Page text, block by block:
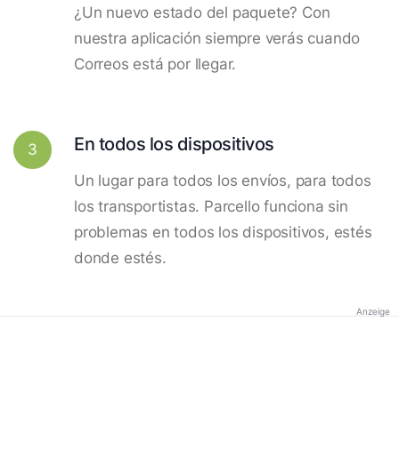
¿Un nuevo estado del paquete? Con
nuestra aplicación siempre verás cuando
Correos está por llegar.
3 En todos los dispositivos
Un lugar para todos los envíos, para todos
los transportistas. Parcello funciona sin
problemas en todos los dispositivos, estés
donde estés.
Anzeige